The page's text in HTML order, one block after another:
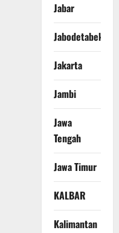
Jabar
Jabodetabek
Jakarta
Jambi
Jawa
Tengah
Jawa Timur
KALBAR
Kalimantan